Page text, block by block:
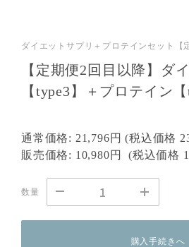
ダイエットサプリ＋プロテインセット【
【定期便2回目以降】ダ
【type3】＋プロテイン
通常価格: 21,796円 (税込価格
販売価格: 10,980円 (税込価格
数量
購入手続きへ